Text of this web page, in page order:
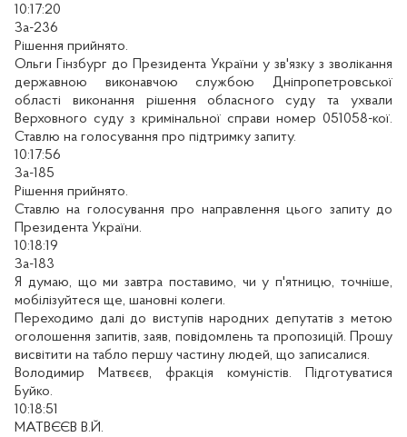
10:17:20
За-236
Рішення прийнято.
Ольги Гінзбург до Президента України у зв'язку з зволікання
державною виконавчою службою Дніпропетровської
області виконання рішення обласного суду та ухвали
Верховного суду з кримінальної справи номер 051058-кої.
Ставлю на голосування про підтримку запиту.
10:17:56
За-185
Рішення прийнято.
Ставлю на голосування про направлення цього запиту до
Президента України.
10:18:19
За-183
Я думаю, що ми завтра поставимо, чи у п'ятницю, точніше,
мобілізуйтеся ще, шановні колеги.
Переходимо далі до виступів народних депутатів з метою
оголошення запитів, заяв, повідомлень та пропозицій. Прошу
висвітити на табло першу частину людей, що записалися.
Володимир Матвєєв, фракція комуністів. Підготуватися
Буйко.
10:18:51
МАТВЄЄВ В.Й.